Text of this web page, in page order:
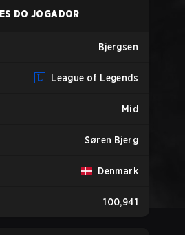
DO JOGADOR
Bjergsen
League of Legends
Mid
Søren Bjerg
Denmark
100,941